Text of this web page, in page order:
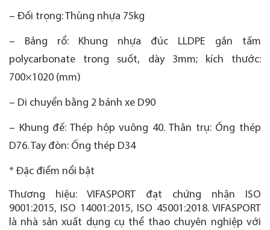
– Đối trọng: Thùng nhựa 75kg
– Bảng rổ: Khung nhựa đúc LLDPE gắn tấm
polycarbonate trong suốt, dày 3mm; kích thước:
700×1020 (mm)
– Di chuyển bằng 2 bánh xe D90
– Khung đế: Thép hộp vuông 40. Thân trụ: Ống thép
D76. Tay đòn: Ống thép D34
* Đặc điểm nổi bật
Thương hiệu: VIFASPORT đạt chứng nhận ISO
9001:2015, ISO 14001:2015, ISO 45001:2018. VIFASPORT
là nhà sản xuất dụng cụ thể thao chuyên nghiệp với